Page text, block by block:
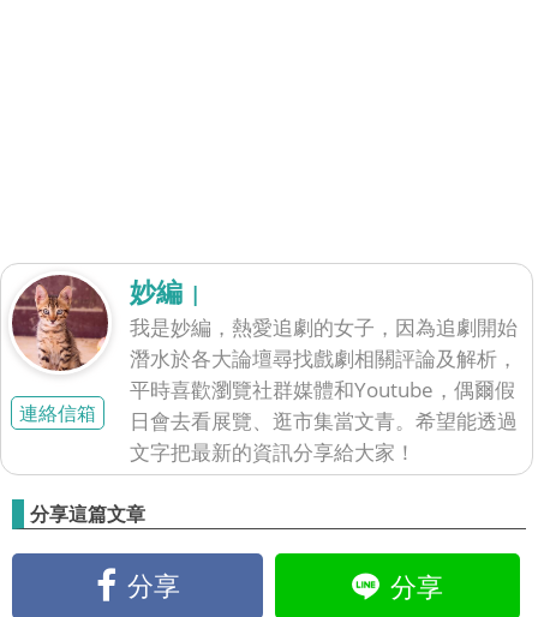
連絡信箱
妙編 |
我是妙編，熱愛追劇的女子，因為追劇開始
潛水於各大論壇尋找戲劇相關評論及解析，
平時喜歡瀏覽社群媒體和Youtube，偶爾假
日會去看展覽、逛市集當文青。希望能透過
文字把最新的資訊分享給大家！
分享這篇文章
分享 分享